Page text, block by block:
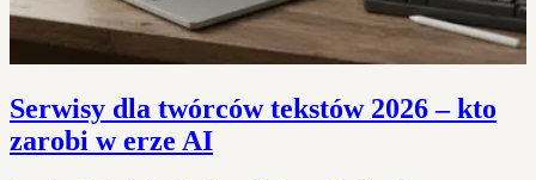
Serwisy dla twórców tekstów 2026 – kto
zarobi w erze AI